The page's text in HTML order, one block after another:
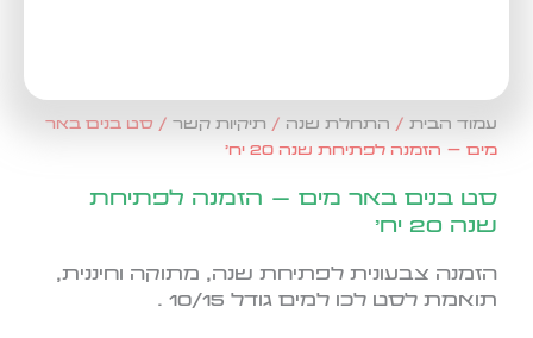
עמוד הבית/התחלת שנה/ תיקיות קשר/ סט בנים באר
מים – הזמנה לפתיחת שנה 20 יח'
סט בנים באר מים – הזמנה לפתיחת
שנה 20 יח'
הזמנה צבעונית לפתיחת שנה, מתוקה וחיננית,
תואמת לסט לכו למים גודל 10/15 .